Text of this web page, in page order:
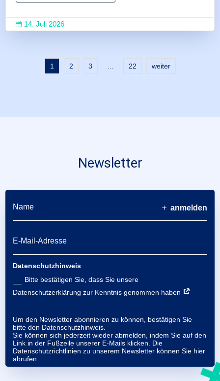
 14. Juli 2026
1 2 3 22 weiter
Newsletter
Datenschutzhinweis
Bitte bestätigen Sie, dass Sie unsere
Datenschutzerklärung zur Kenntnis genommen haben
anmelden
Um den Newsletter abonnieren zu können, bestätigen Sie
bitte den Datenschutzhinweis.
Sie können sich jederzeit wieder abmelden, indem Sie auf den
Link in der Fußzeile unserer E-Mails klicken. Die
Datenschutzrichtlinien zu unserem Newsletter können Sie hier
abrufen.